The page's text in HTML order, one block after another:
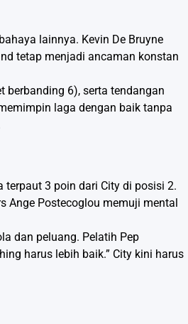
lainnya. Kevin De Bruyne
tetap menjadi ancaman konstan
berbanding 6), serta tendangan
laga dengan baik tanpa
3 poin dari City di posisi 2.
Ange Postecoglou memuji mental
dan peluang. Pelatih Pep
harus lebih baik.” City kini harus